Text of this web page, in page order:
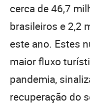
cerca de 46,7
brasileiros e 2,2
este ano. Estes
maior fluxo
pandemia,
recuperação do